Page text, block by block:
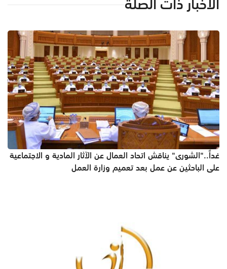
غداً.."الشورى" يناقش اتحاد العمال عن الآثار المادية و الاجتماعية
على الباحثين عن عمل بعد تعميم وزارة العمل